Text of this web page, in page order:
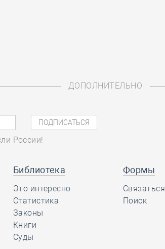
ДОПОЛНИТЕЛЬНО
России!
Библиотека
Это интересно
Статистика
Законы
Книги
Суды
Формы
Связаться
Поиск